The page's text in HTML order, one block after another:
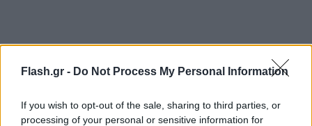
Flash.gr - Do Not Process My Personal Information
If you wish to opt-out of the sale, sharing to third parties, or
processing of your personal or sensitive information for
Χρονιά πολλά στον δικό μου άγγελο επί της γης!